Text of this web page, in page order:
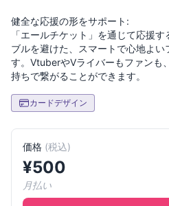
健全な応援の形をサポート:
「エールチケット」を通じて応援
ブルを避けた、スマートで心地よい
す。VtuberやVライバーもファンも
カードデザイン
価格 (税込)
¥500
月払い